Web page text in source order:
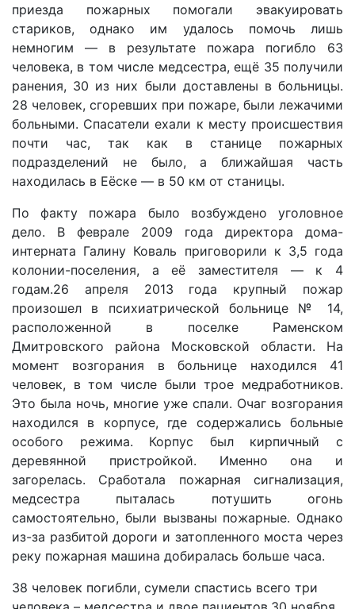
приезда пожарных помогали эвакуировать
стариков, однако им удалось помочь лишь
немногим — в результате пожара погибло 63
человека, в том числе медсестра, ещё 35 получили
ранения, 30 из них были доставлены в больницы.
28 человек, сгоревших при пожаре, были лежачими
больными. Спасатели ехали к месту происшествия
почти час, так как в станице пожарных
подразделений не было, а ближайшая часть
находилась в Еёске — в 50 км от станицы.
По факту пожара было возбуждено уголовное
дело. В феврале 2009 года директора дома-
интерната Галину Коваль приговорили к 3,5 года
колонии-поселения, а её заместителя — к 4
годам.26 апреля 2013 года крупный пожар
произошел в психиатрической больнице № 14,
расположенной в поселке Раменском
Дмитровского района Московской области. На
момент возгорания в больнице находился 41
человек, в том числе были трое медработников.
Это была ночь, многие уже спали. Очаг возгорания
находился в корпусе, где содержались больные
особого режима. Корпус был кирпичный с
деревянной пристройкой. Именно она и
загорелась. Сработала пожарная сигнализация,
медсестра пыталась потушить огонь
самостоятельно, были вызваны пожарные. Однако
из-за разбитой дороги и затопленного моста через
реку пожарная машина добиралась больше часа.
38 человек погибли, сумели спастись всего три